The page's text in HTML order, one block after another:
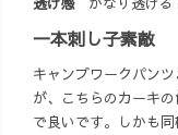
一本刺し子素敵
キャンプワークパン
が、こちらのカーキ
で良いです。しかも